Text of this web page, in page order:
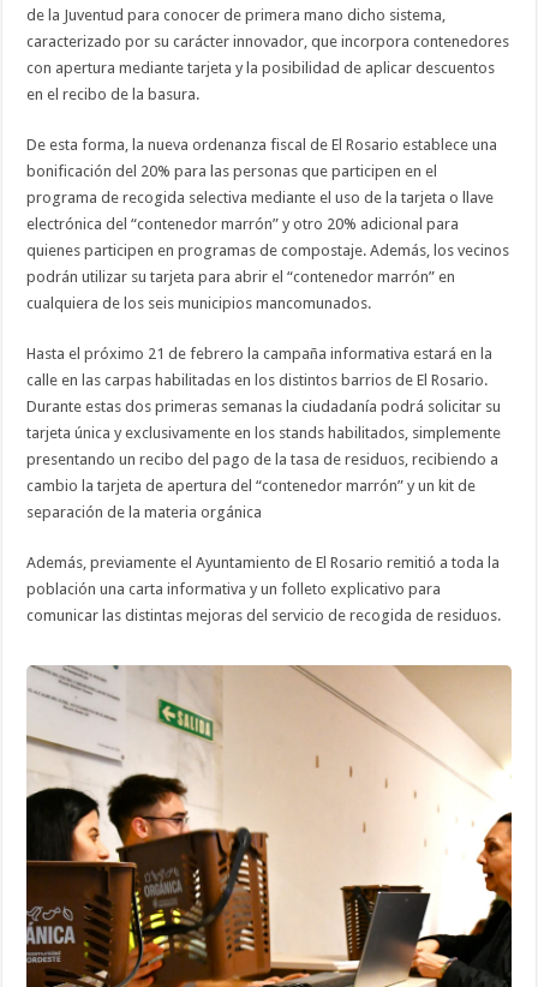
de la Juventud para conocer de primera mano dicho sistema,
caracterizado por su carácter innovador, que incorpora contenedores
con apertura mediante tarjeta y la posibilidad de aplicar descuentos
en el recibo de la basura.
De esta forma, la nueva ordenanza fiscal de El Rosario establece una
bonificación del 20% para las personas que participen en el
programa de recogida selectiva mediante el uso de la tarjeta o llave
electrónica del “contenedor marrón” y otro 20% adicional para
quienes participen en programas de compostaje. Además, los vecinos
podrán utilizar su tarjeta para abrir el “contenedor marrón” en
cualquiera de los seis municipios mancomunados.
Hasta el próximo 21 de febrero la campaña informativa estará en la
calle en las carpas habilitadas en los distintos barrios de El Rosario.
Durante estas dos primeras semanas la ciudadanía podrá solicitar su
tarjeta única y exclusivamente en los stands habilitados, simplemente
presentando un recibo del pago de la tasa de residuos, recibiendo a
cambio la tarjeta de apertura del “contenedor marrón” y un kit de
separación de la materia orgánica
Además, previamente el Ayuntamiento de El Rosario remitió a toda la
población una carta informativa y un folleto explicativo para
comunicar las distintas mejoras del servicio de recogida de residuos.